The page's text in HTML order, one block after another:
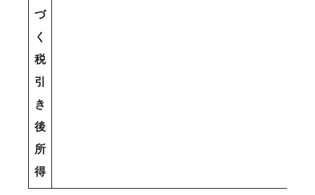
づ
く
税
引
き
後
所
得